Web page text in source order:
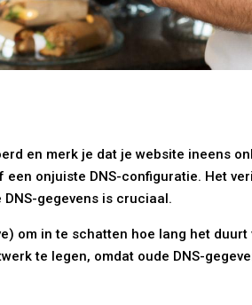
en merk je dat je website ineens
onjuiste DNS-configuratie. Het
gegevens is cruciaal.
om in te schatten hoe lang het
te legen, omdat oude DNS-